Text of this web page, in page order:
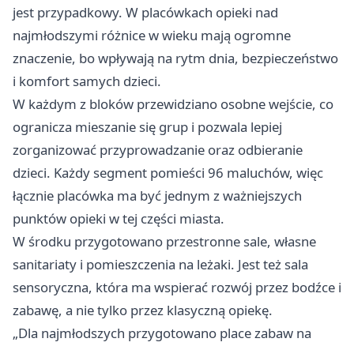
jest przypadkowy. W placówkach opieki nad
najmłodszymi różnice w wieku mają ogromne
znaczenie, bo wpływają na rytm dnia, bezpieczeństwo
i komfort samych dzieci.
W każdym z bloków przewidziano osobne wejście, co
ogranicza mieszanie się grup i pozwala lepiej
zorganizować przyprowadzanie oraz odbieranie
dzieci. Każdy segment pomieści 96 maluchów, więc
łącznie placówka ma być jednym z ważniejszych
punktów opieki w tej części miasta.
W środku przygotowano przestronne sale, własne
sanitariaty i pomieszczenia na leżaki. Jest też sala
sensoryczna, która ma wspierać rozwój przez bodźce i
zabawę, a nie tylko przez klasyczną opiekę.
„Dla najmłodszych przygotowano place zabaw na